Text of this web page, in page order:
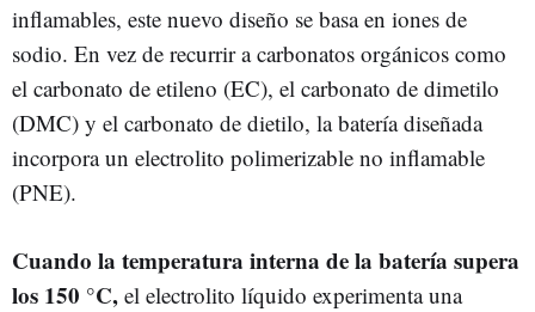
inflamables, este nuevo diseño se basa en iones de
sodio. En vez de recurrir a carbonatos orgánicos como
el carbonato de etileno (EC), el carbonato de dimetilo
(DMC) y el carbonato de dietilo, la batería diseñada
incorpora un electrolito polimerizable no inflamable
(PNE).
Cuando la temperatura interna de la batería supera
los 150 °C, el electrolito líquido experimenta una